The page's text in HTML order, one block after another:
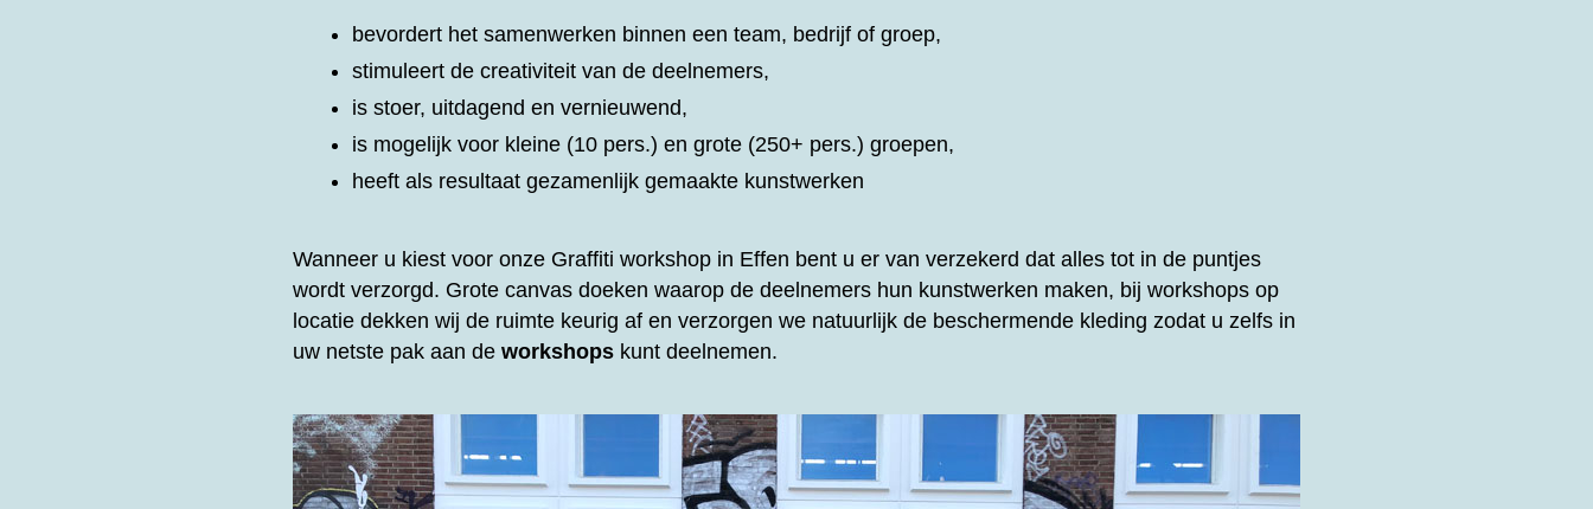
bevordert het samenwerken binnen een team, bedrijf of groep,
stimuleert de creativiteit van de deelnemers,
is stoer, uitdagend en vernieuwend,
is mogelijk voor kleine (10 pers.) en grote (250+ pers.) groepen,
heeft als resultaat gezamenlijk gemaakte kunstwerken
Wanneer u kiest voor onze Graffiti workshop in Effen bent u er van verzekerd dat alles tot in de puntjes
wordt verzorgd. Grote canvas doeken waarop de deelnemers hun kunstwerken maken, bij workshops op
locatie dekken wij de ruimte keurig af en verzorgen we natuurlijk de beschermende kleding zodat u zelfs in
uw netste pak aan de workshops kunt deelnemen.